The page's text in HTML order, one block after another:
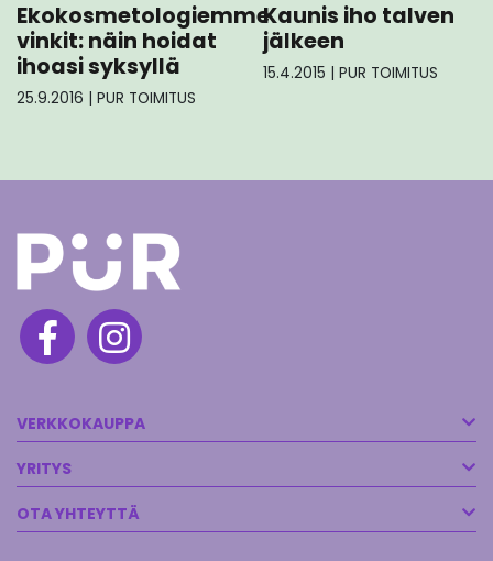
Ekokosmetologiemme
vinkit: näin hoidat
ihoasi syksyllä
25.9.2016 PUR TOIMITUS
Kaunis iho talven
jälkeen
15.4.2015 | PUR TOIMITUS
VERKKOKAUPPA
YRITYS
OTA YHTEYTTÄ